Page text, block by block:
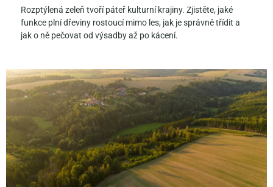
Rozptýlená zeleň tvoří páteř kulturní krajiny. Zjistěte, jaké
funkce plní dřeviny rostoucí mimo les, jak je správně třídit a
jak o ně pečovat od výsadby až po kácení.